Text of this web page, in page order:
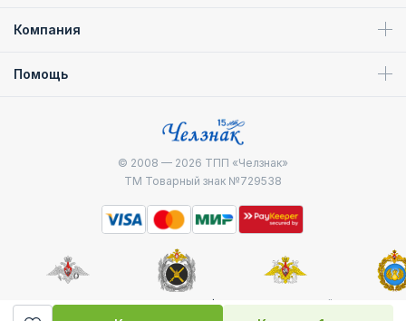
Компания
Помощь
© 2008 — 2026 ТПП «Челзнак»
ТМ Товарный знак №729538
Министерство
Генштаб ВС РФ
Военно-морской